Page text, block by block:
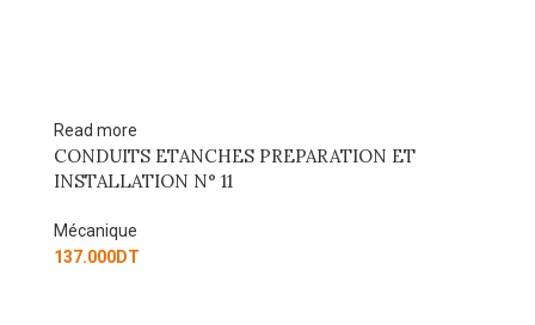
Read more
CONDUITS ETANCHES PREPARATION ET
INSTALLATION N° 11
Mécanique
137.000DT